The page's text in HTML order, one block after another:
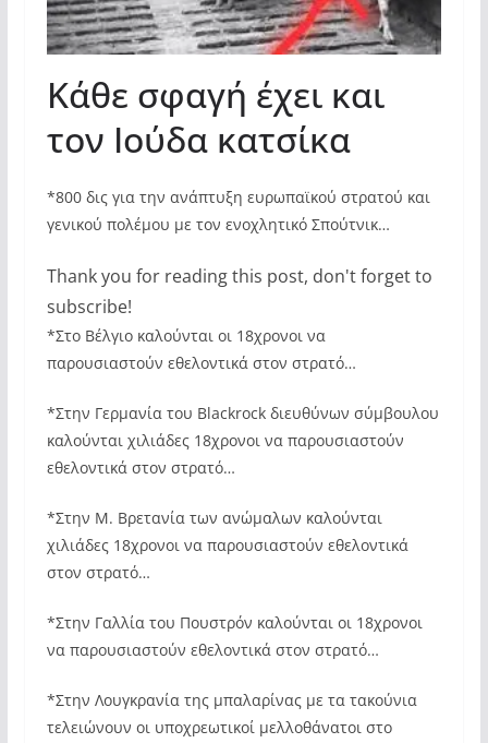
Κάθε σφαγή έχει και
τον Ιούδα κατσίκα
*800 δις για την ανάπτυξη ευρωπαϊκού στρατού και
γενικού πολέμου με τον ενοχλητικό Σπούτνικ…
Thank you for reading this post, don't forget to
subscribe!
*Στο Βέλγιο καλούνται οι 18χρονοι να
παρουσιαστούν εθελοντικά στον στρατό…
*Στην Γερμανία του Blackrock διευθύνων σύμβουλου
καλούνται χιλιάδες 18χρονοι να παρουσιαστούν
εθελοντικά στον στρατό…
*Στην Μ. Βρετανία των ανώμαλων καλούνται
χιλιάδες 18χρονοι να παρουσιαστούν εθελοντικά
στον στρατό…
*Στην Γαλλία του Πουστρόν καλούνται οι 18χρονοι
να παρουσιαστούν εθελοντικά στον στρατό…
*Στην Λουγκρανία της μπαλαρίνας με τα τακούνια
τελειώνουν οι υποχρεωτικοί μελλοθάνατοι στο